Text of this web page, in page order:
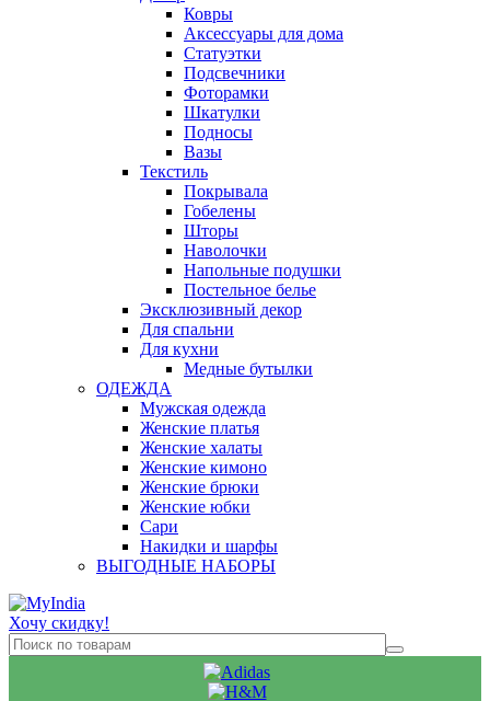
Ковры
Аксессуары для дома
Статуэтки
Подсвечники
Фоторамки
Шкатулки
Подносы
Вазы
Текстиль
Покрывала
Гобелены
Шторы
Наволочки
Напольные подушки
Постельное белье
Эксклюзивный декор
Для спальни
Для кухни
Медные бутылки
ОДЕЖДА
Мужская одежда
Женские платья
Женские халаты
Женские кимоно
Женские брюки
Женские юбки
Сари
Накидки и шарфы
ВЫГОДНЫЕ НАБОРЫ
Хочу скидку!